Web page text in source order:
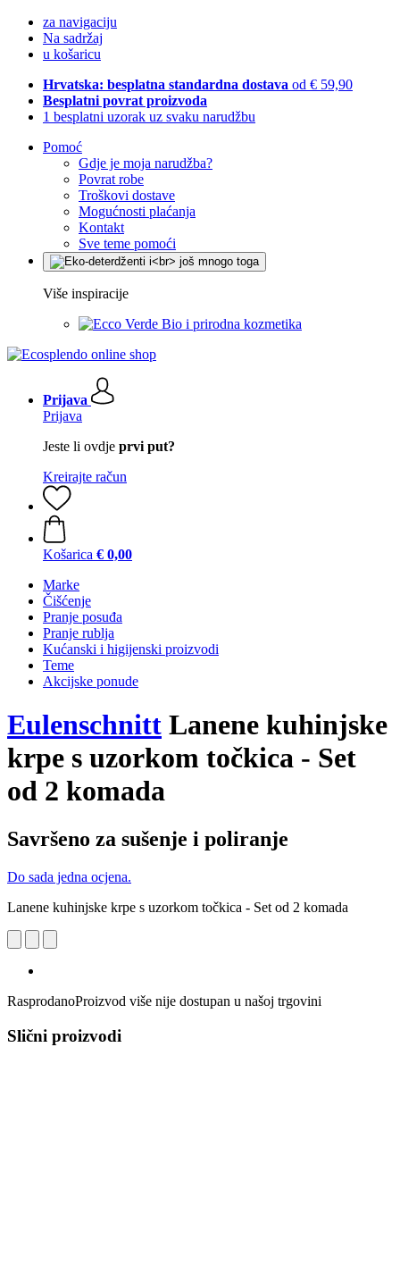
za navigaciju
Na sadržaj
u košaricu
Hrvatska: besplatna standardna dostava od € 59,90
Besplatni povrat proizvoda
1 besplatni uzorak uz svaku narudžbu
Pomoć
Gdje je moja narudžba?
Povrat robe
Troškovi dostave
Mogućnosti plaćanja
Kontakt
Sve teme pomoći
Više inspiracije
Bio i prirodna kozmetika
Prijava
Prijava
Jeste li ovdje prvi put?
Kreirajte račun
Košarica € 0,00
Marke
Čišćenje
Pranje posuđa
Pranje rublja
Kućanski i higijenski proizvodi
Teme
Akcijske ponude
Eulenschnitt Lanene kuhinjske
krpe s uzorkom točkica - Set
od 2 komada
Savršeno za sušenje i poliranje
Do sada jedna ocjena.
Lanene kuhinjske krpe s uzorkom točkica - Set od 2 komada
RasprodanoProizvod više nije dostupan u našoj trgovini
Slični proizvodi